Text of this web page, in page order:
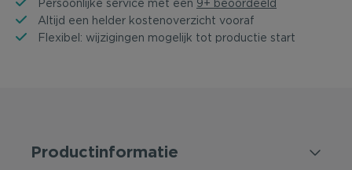
Persoonlijke service met een 9+ beoordeeld
Altijd een helder kostenoverzicht vooraf
Flexibel: wijzigingen mogelijk tot productie start
Productinformatie